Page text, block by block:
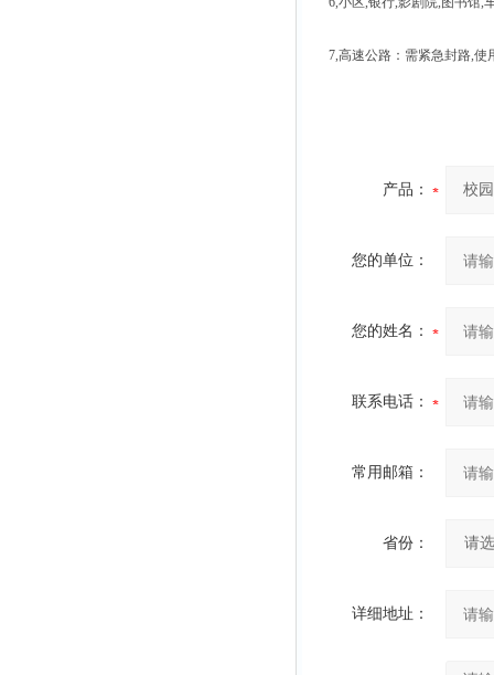
7,高速公路：需紧急封路,使
产品：
您的单位：
您的姓名：
联系电话：
常用邮箱：
省份：
详细地址：